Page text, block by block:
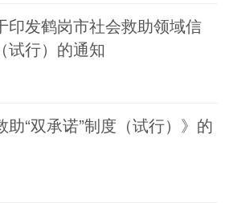
印发鹤岗市社会救助领域信
试行）的通知
“双承诺”制度（试行）》的